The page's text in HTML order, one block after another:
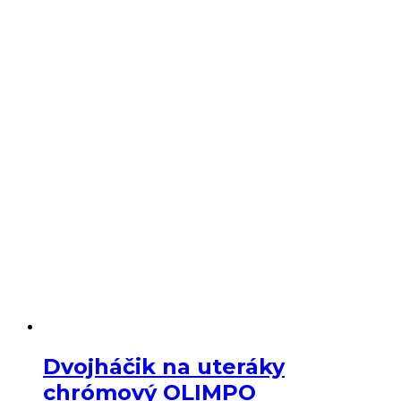
Dvojháčik na uteráky
chrómový OLIMPO